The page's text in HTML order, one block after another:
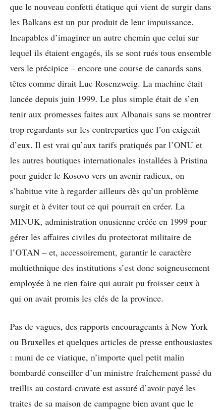
que le nouveau confetti étatique qui vient de surgir dans
les Balkans est un pur produit de leur impuissance.
Incapables d’imaginer un autre chemin que celui sur
lequel ils étaient engagés, ils se sont rués tous ensemble
vers le précipice – encore une course de canards sans
têtes comme dirait Luc Rosenzweig. La machine était
lancée depuis juin 1999. Le plus simple était de s’en
tenir aux promesses faites aux Albanais sans se montrer
trop regardants sur les contreparties que l’on exigeait
d’eux. Il est vrai qu’aux tarifs pratiqués par l’ONU et
les autres boutiques internationales installées à Pristina
pour guider le Kosovo vers un avenir radieux, on
s’habitue vite à regarder ailleurs dès qu’un problème
surgit et à éviter tout ce qui pourrait en créer. La
MINUK, administration onusienne créée en 1999 pour
gérer les affaires civiles du protectorat militaire de
l’OTAN – et, accessoirement, garantir le caractère
multiethnique des institutions s’est donc soigneusement
employée à ne rien faire qui aurait pu froisser ceux à
qui on avait promis les clés de la province.
Pas de vagues, des rapports encourageants à New York
ou Bruxelles et quelques articles de presse enthousiastes
: muni de ce viatique, n’importe quel petit malin
bombardé conseiller d’un ministre fraîchement passé du
treillis au costard-cravate est assuré d’avoir payé les
traites de sa maison de campagne bien avant que le